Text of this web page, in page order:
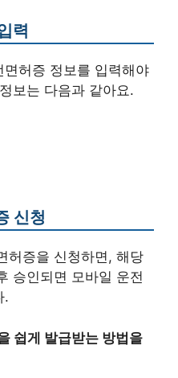
력
허증 정보를 입력해야
보는 다음과 같아요.
신청
허증을 신청하면, 해당
승인되면 모바일 운전
.
쉽게 발급받는 방법을